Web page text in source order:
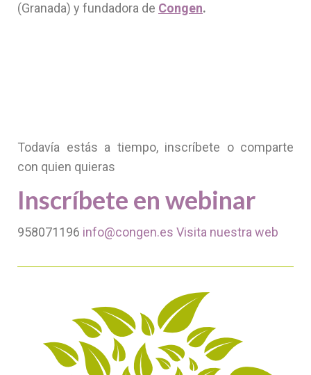
(Granada) y fundadora de Congen.
Todavía estás a tiempo, inscríbete o comparte
con quien quieras
Inscríbete en webinar
958071196 info@congen.es Visita nuestra web